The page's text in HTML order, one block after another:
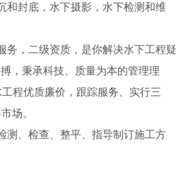
和封底，水下摄影，水下检测和维
务，二级资质，是你解决水下工程疑
，秉承科技、质量为本的管理理
程优质廉价，跟踪服务、实行三
场。
测、检查、整平、指导制订施工方